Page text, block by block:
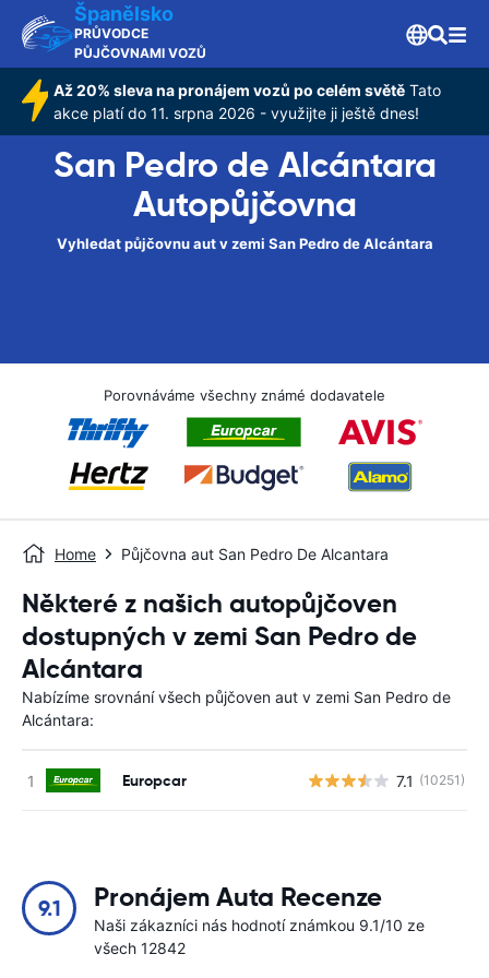
Španělsko
PRŮVODCE
PŮJČOVNAMI VOZŮ
Až 20% sleva na pronájem vozů po celém světě Tato
akce platí do 11. srpna 2026 - využijte ji ještě dnes!
San Pedro de Alcántara
Autopůjčovna
Vyhledat půjčovnu aut v zemi San Pedro de Alcántara
Porovnáváme všechny známé dodavatele
Home Půjčovna aut San Pedro De Alcantara
Některé z našich autopůjčoven
dostupných v zemi San Pedro de
Alcántara
Nabízíme srovnání všech půjčoven aut v zemi San Pedro de
Alcántara:
Europcar 7.1 (10251)
9.1 Pronájem Auta Recenze
Naši zákazníci nás hodnotí známkou 9.1/10 ze
všech 12842